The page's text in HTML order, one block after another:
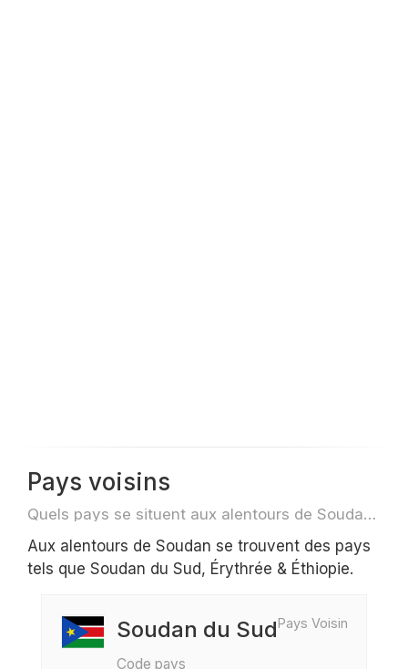
Pays voisins
Quels pays se situent aux alentours de Soudan par exemple pour des voyage ou des vols
Aux alentours de Soudan se trouvent des pays
tels que Soudan du Sud, Érythrée & Éthiopie.
Pays Voisin
Soudan du Sud
Code pays